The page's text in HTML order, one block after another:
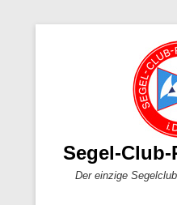
Segel-Club-
Der einzige